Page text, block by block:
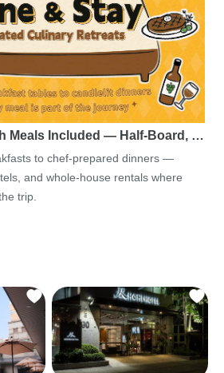
Meals Included — Half-Board, …
to chef-prepared dinners —
and whole-house rentals where
trip.